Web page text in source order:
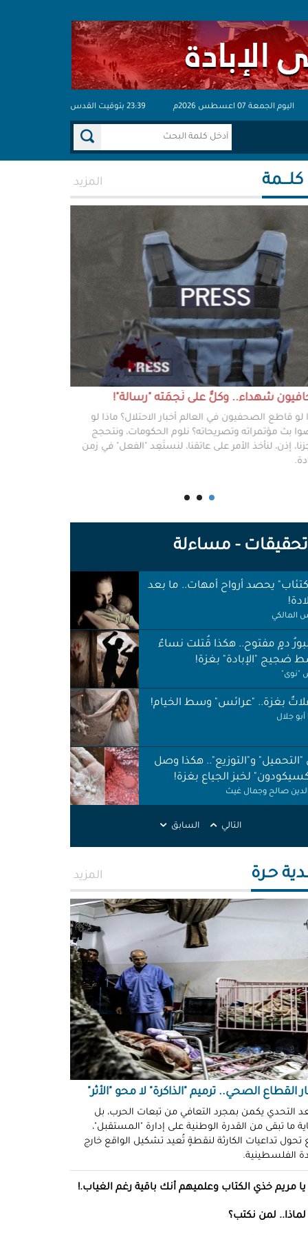
اليوم الجمعة 07 اعسطس 2026م 23:39 بتوقيت القدس
كلـــمة المزيد
شهداء.. وكلٌّ على نَجمَته "رسالة"!
لو قاطع الصحفيون في العالم أخبار الاحتلال؟ ماذا لو
بث مؤتمراته وتصريحاته؟ نلوم الحكومات، ونتحجج
إذن، لنأخذ الأمر على عاتقنا، لنستَعِد "الفعل" في زمن
تحقيقات - مساءلة
يحصد أرواح أمهات.. ما بعد
المالكي
دمٍ مفتوح.. هكذا قُتلت نساءٌ
ضجيج "الإبادة" بغزة!
"نوى"
بغزة.. "عرائس" وسط الخيام!
جلال
"التحميل" و"التوزيع".. هكذا وصل
لخبز الجياع بغزة!
الدين صالح وجمال غيث
نظافة في الظل.. لا حقوق ولا
غزة قنابل موقوتة.. خَرابٌ نَخَر
والتربة!
الله التركماني ورشا فرحات
وضحكوا".. انتهاكات جنسية
في سجون "إسرائيل"!
طولكرم بين وعود الإغاثة وواقع
سلامة
الشُّهود.. نهجٌ "إسرائيلي"
من العقاب!
توفيق
"الشبح" بغزة.. هويّات تُكشف
مرة!
قاتلة.. مضادات حيوية في قِطع
كريم"!
التالي السابق
حـرة المزيد
القطاع الصحي.. ترميم "الذاكرة" لا محو "الأثر"
التحدي يكمن بمجرد التعافي من تبعات الحرب، بل
ما تبقى من القدرة الوطنية على إدارة "المستقبل"،
تحول تداعيات الكارثة لنقطةٍ تُعيد تشكيل الواقع خارج
الفلسطينية.
يا مريم خذي الكتاب وعلميهم أنك باقية رغم الغياب.!
لماذا.. لمن نكتب؟